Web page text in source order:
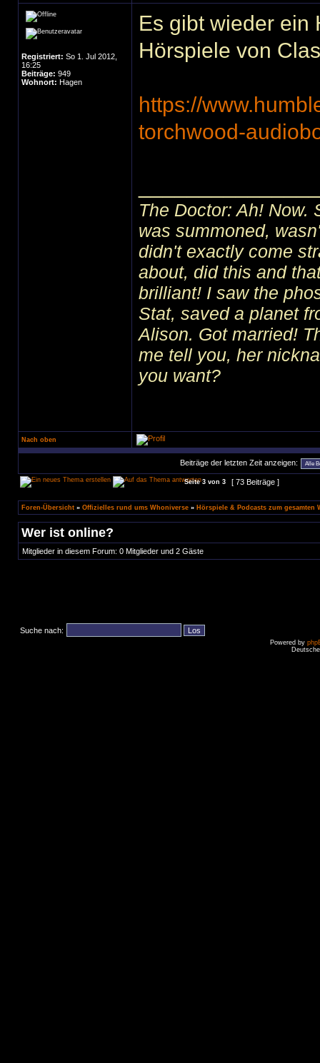
Registriert: So 1. Jul 2012,
16:25
Beiträge: 949
Wohnort: Hagen
Es gibt wieder ein
Hörspiele von
https://
torchwood-
The Doctor: Ah! Now.
was summoned,
didn't exactly come
about, did this and
brilliant! I saw the
Stat, saved a planet
Alison. Got married!
me tell you, her
you want?
Nach oben
Beiträge der letzten Zeit anzeigen:
Seite3 von 3 [ 73 Beiträge ]
Foren-Übersicht » Offizielles rund ums Whoniverse » Hörspiele & Podcasts zum gesamten
Wer ist online?
Mitglieder in diesem Forum: 0 Mitglieder und 2 Gäste
Suche nach:
Powered by